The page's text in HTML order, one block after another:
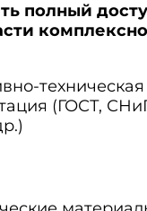
полный
техническая
(ГОСТ,